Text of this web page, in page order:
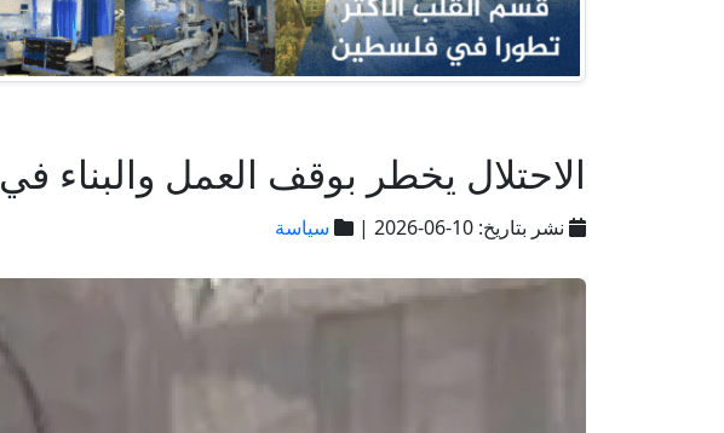
الاحتلال يخطر بوقف العمل والبناء في 6 منازل جنوب الخليل
نشر بتاريخ: 10-06-2026 | سياسة